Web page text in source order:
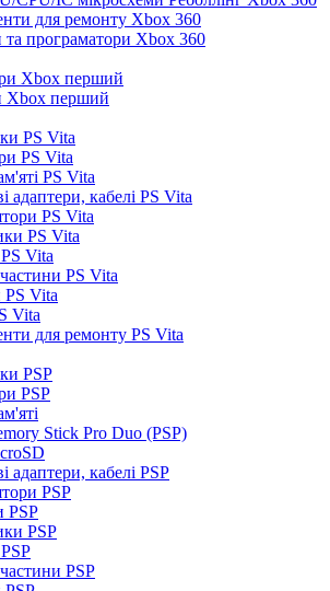
для ремонту Xbox 360
програматори Xbox 360
Xbox перший
Xbox перший
PS Vita
PS Vita
PS Vita
адаптери, кабелі PS Vita
PS Vita
PS Vita
Vita
PS Vita
Vita
Vita
для ремонту PS Vita
PSP
PSP
Stick Pro Duo (PSP)
адаптери, кабелі PSP
PSP
PSP
PSP
PSP